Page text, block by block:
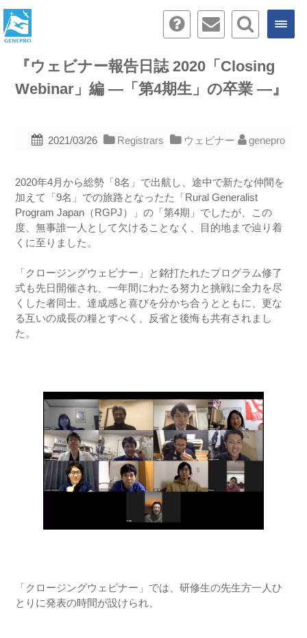
『ウェビナー報告日誌 2020「Closing
Webinar」編 ―「第4期生」の卒業 ―』
2021/03/26 Registrars ウェビナー genepro
2020年4月から総勢「8名」で出航し、途中で新たな仲間を
加えて「9名」での旅路となったた「Rural Generalist
Program Japan（RGPJ）」の「第4期」でしたが、この
度、無事誰一人として欠けることなく、目的地まで辿り着
くに至りました。
「クロージングウェビナー」と銘打たれたプログラム修了
式も先日開催され、一年間にわたる努力と挑戦に全力を尽
くした者同士、達成感と喜びを分かち合うとともに、更な
る互いの成長の糧とすべく、反省と後悔も共有されまし
た。
「クロージングウェビナー」では、研修生の先生方一人ひ
とりに発表の時間が設けられ、